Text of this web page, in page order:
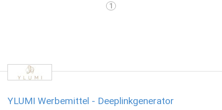
1
YLUMI Werbemittel - Deeplinkgenerator